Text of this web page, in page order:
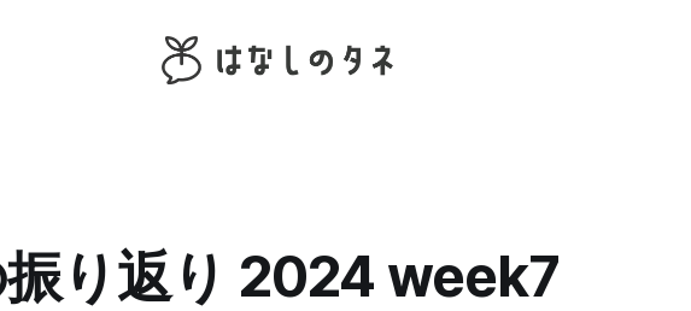
り返り 2024 week7